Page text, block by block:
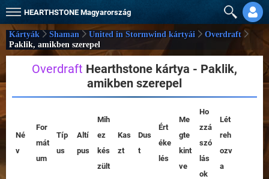
HEARTHSTONE Magyarország
Kártyák Shaman United in Stormwind kártyái
Overdraft
Paklik, amikben szerepel
Overdraft Hearthstone kártya - Paklik,
amikben szerepel
Né
v
For
mát
um
Típ
us
Altí
pus
Mih
ez
kés
zült
Kas
zt
Dus
t
Ért
éke
lés
Me
gte
kint
ve
Ho
zzá
szó
lás
ok
Lét
reh
ozv
a